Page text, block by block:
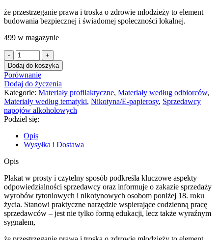
że przestrzeganie prawa i troska o zdrowie młodzieży to element
budowania bezpiecznej i świadomej społeczności lokalnej.
499 w magazynie
Dodaj do koszyka
Porównanie
Dodaj do życzenia
Kategorie: Materiały profilaktyczne, Materiały według odbiorców,
Materiały według tematyki, Nikotyna/E-papierosy, Sprzedawcy
napojów alkoholowych
Podziel się:
Opis
Wysyłka i Dostawa
Opis
Plakat w prosty i czytelny sposób podkreśla kluczowe aspekty
odpowiedzialności sprzedawcy oraz informuje o zakazie sprzedaży
wyrobów tytoniowych i nikotynowych osobom poniżej 18. roku
życia. Stanowi praktyczne narzędzie wspierające codzienną pracę
sprzedawców – jest nie tylko formą edukacji, lecz także wyraźnym
sygnałem,